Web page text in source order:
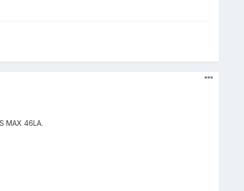
MAX 46LA.